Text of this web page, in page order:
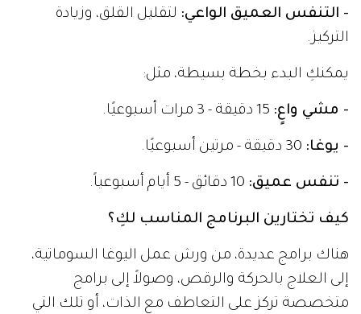
- التنفس العميق الواعي: لتقليل القلق، وزيادة
التركيز.
يمكنكِ البدء بخطة بسيطة، مثل:
- مشي واعٍ:
- يوغا:
- تنفس عميق:
كيف تختارين البرنامج المناسب لكِ؟
هناك برامج عديدة، من ورش عمل اليوغا السوماتية،
إلى العلاج بالحركة والرقص، وصولاً إلى برامج
متخصصة تركز على التعاطف مع الذات، أو تلك التي